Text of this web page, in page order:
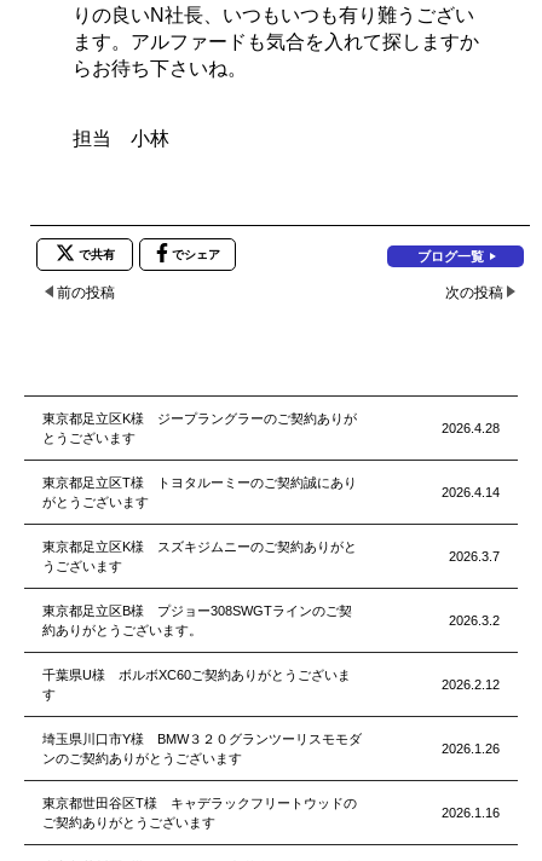
りの良いN社長、いつもいつも有り難うござい
ます。アルファードも気合を入れて探しますか
らお待ち下さいね。
担当 小林
で共有 でシェア ブログ一覧
前の投稿 次の投稿
東京都足立区K様 ジープラングラーのご契約ありが
とうございます
2026.4.28
東京都足立区T様 トヨタルーミーのご契約誠にあり
がとうございます
2026.4.14
東京都足立区K様 スズキジムニーのご契約ありがと
うございます
2026.3.7
東京都足立区B様 プジョー308SWGTラインのご契
約ありがとうございます。
2026.3.2
千葉県U様 ボルボXC60ご契約ありがとうございま
す
2026.2.12
埼玉県川口市Y様 BMW３２０グランツーリスモモダ
ンのご契約ありがとうございます
2026.1.26
東京都世田谷区T様 キャデラックフリートウッドの
ご契約ありがとうございます
2026.1.16